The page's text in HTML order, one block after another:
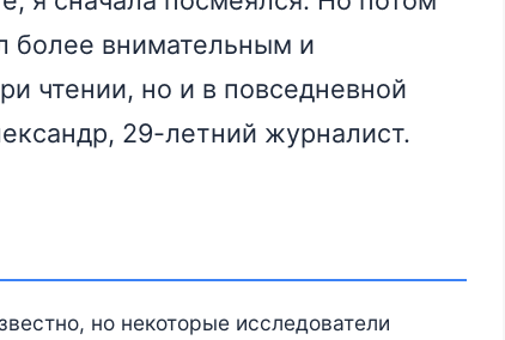
более внимательным и
чтении, но и в повседневной
29-летний журналист.
но некоторые исследователи